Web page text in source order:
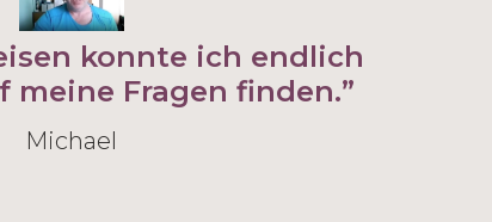
konnte ich endlich
Fragen finden.”
Michael